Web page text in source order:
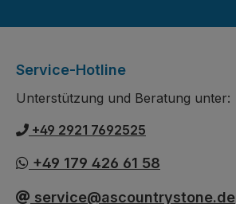
Service-Hotline
Unterstützung und Beratung unter:
+49 2921 7692525
+49 179 426 61 58
service@ascountrystone.de